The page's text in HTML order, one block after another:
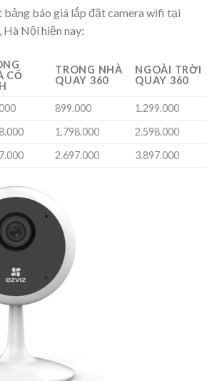
báo giá lắp đặt camera wifi tại
Nội hiện nay:
CỐ
TRONG NHÀ
QUAY 360
NGOÀI TRỜI
QUAY 360
899.000
1.299.000
1.798.000
2.598.000
2.697.000 3.897.000